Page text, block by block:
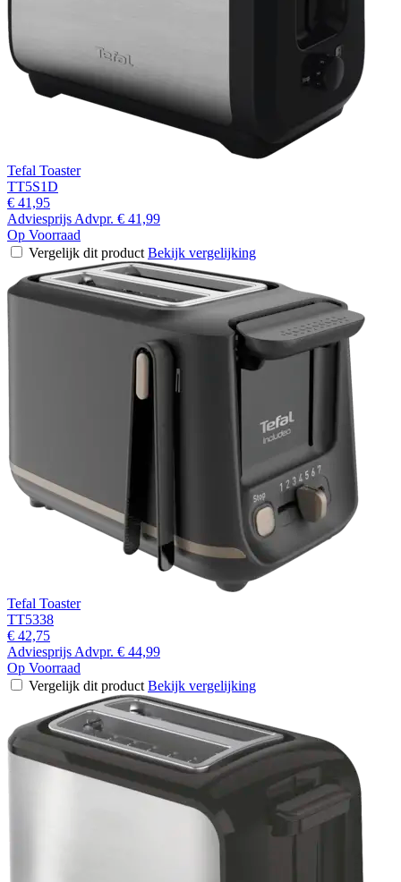
Tefal Toaster
TT5S1D
€ 41,95
Adviesprijs Advpr. € 41,99
Op Voorraad
Vergelijk dit product Bekijk vergelijking
Tefal Toaster
TT5338
€ 42,75
Adviesprijs Advpr. € 44,99
Op Voorraad
Vergelijk dit product Bekijk vergelijking